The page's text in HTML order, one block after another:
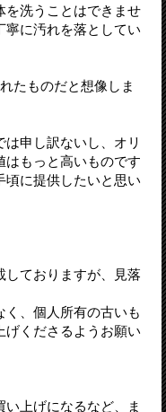
を洗うことはできませ
寧に汚れを落としてい
たものだと想像しま
申し訳ないし、オリ
はもっと高いものです
頃に提供したいと思い
しておりますが、見落
く、個人所有の古いも
げくださるようお願い
上げになるなど、ま